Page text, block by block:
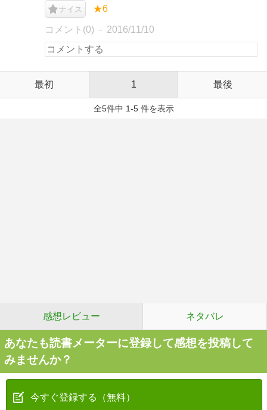
ナイス ★6
コメント(0) 2016/11/10
最初 1 最後
全5件中 1-5 件を表示
感想レビュー ネタバレ
あなたも読書メーターに登録して感想を投稿して
みませんか？
今すぐ登録する（無料）